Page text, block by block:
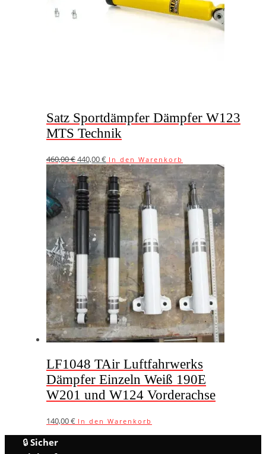
Satz Sportdämpfer Dämpfer W123
MTS Technik
460,00€Ursprünglicher
Preis
war:
460,00 €
440,00€Aktueller
Preis
ist:
440,00 €.
In den Warenkorb
LF1048 TAir Luftfahrwerks
Dämpfer Einzeln Weiß 190E
W201 und W124 Vorderachse
140,00€ In den Warenkorb
🔒 Sicher